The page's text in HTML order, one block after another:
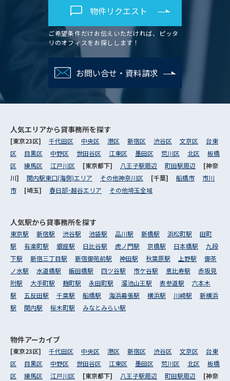
物件リクエスト
ご希望条件だけお伝えいただければ、ピッタ
リのオフィスをお探しします！
お問い合せ・資料請求
人気エリアから貸事務所を探す
[東京23区] 千代田区 中央区 港区 新宿区 渋谷区 文京区
台東
区
目黒区 中野区 世田谷区 江東区 墨田区 荒川区 北区
板橋
区
練馬区 江戸川区 [東京都下] 八王子駅周辺 町田駅周辺
[神奈
川] 関内駅東口(海側)エリア その他神奈川区 [千葉] 船橋市
市川
市
[埼玉] 春日部･越谷エリア その他埼玉全域
人気駅から貸事務所を探す
東京駅 新宿駅 渋谷駅 池袋駅 品川駅 新橋駅 浜松町駅
田町
駅
有楽町駅 銀座駅 日比谷駅 虎ノ門駅 京橋駅 日本橋駅
九段
下駅
新宿三丁目駅 新宿御苑前駅 神田駅 秋葉原駅 上野駅
御茶
ノ水駅
水道橋駅 飯田橋駅 四ツ谷駅 市ケ谷駅 恵比寿駅
赤坂見
附駅
大手町駅 麹町駅 永田町駅 溜池山王駅 表参道駅
六本木
駅
五反田駅 千葉駅 船橋駅 海浜幕張駅 横浜駅 川崎駅
新横浜
駅
関内駅 桜木町駅 みなとみらい駅
物件アーカイブ
[東京23区] 千代田区 中央区 港区 新宿区 渋谷区 文京区
台東
区
目黒区 中野区 世田谷区 江東区 墨田区 荒川区 北区
板橋
区
練馬区 江戸川区 [東京都下] 八王子駅周辺 町田駅周辺 [神奈